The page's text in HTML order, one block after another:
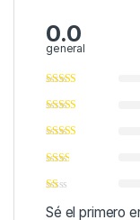
0.0
general
Sé el primero